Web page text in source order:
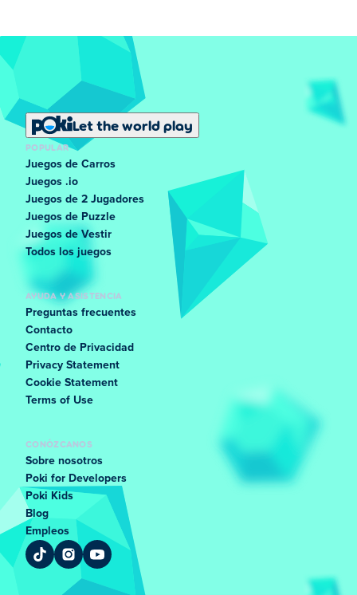
Let the world play
POPULAR
Juegos de Carros
Juegos .io
Juegos de 2 Jugadores
Juegos de Puzzle
Juegos de Vestir
Todos los juegos
AYUDA Y ASISTENCIA
Preguntas frecuentes
Contacto
Centro de Privacidad
Privacy Statement
Cookie Statement
Terms of Use
CONÓZCANOS
Sobre nosotros
Poki for Developers
Poki Kids
Blog
Empleos